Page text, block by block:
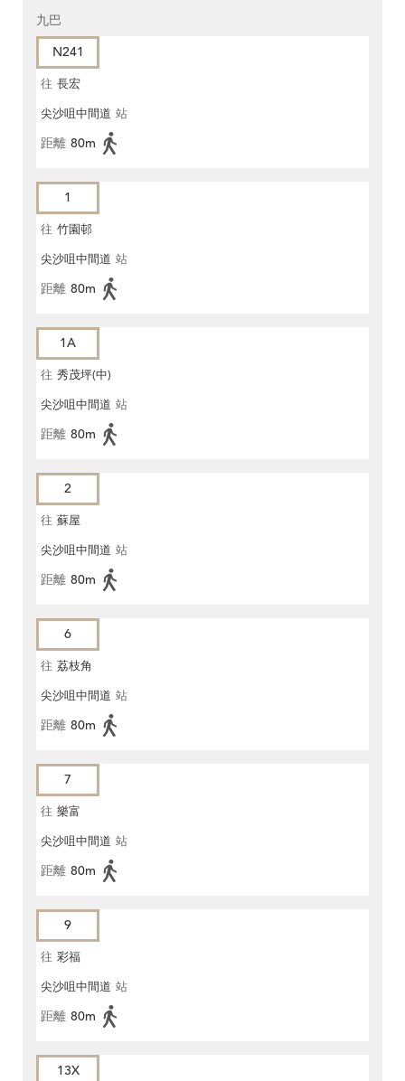
九巴
N241
往 長宏
尖沙咀中間道 站
距離 80m
1
往 竹園邨
尖沙咀中間道 站
距離 80m
1A
往 秀茂坪(中)
尖沙咀中間道 站
距離 80m
2
往 蘇屋
尖沙咀中間道 站
距離 80m
6
往 荔枝角
尖沙咀中間道 站
距離 80m
7
往 樂富
尖沙咀中間道 站
距離 80m
9
往 彩福
尖沙咀中間道 站
距離 80m
13X